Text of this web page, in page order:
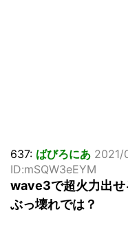
637: ばびろにあ 2021/
ID:mSQW3eEYM
wave3で超火力出
ぶっ壊れでは？